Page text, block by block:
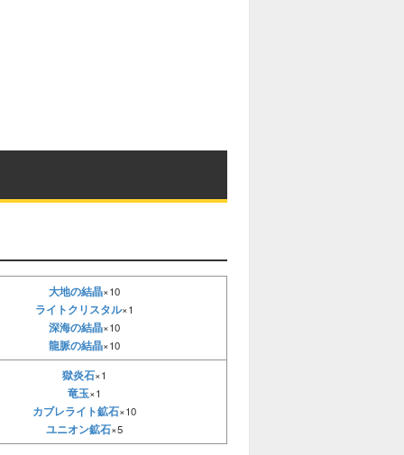
大地の結晶×10
ライトクリスタル×1
深海の結晶×10
龍脈の結晶×10
獄炎石×1
竜玉×1
カブレライト鉱石×10
ユニオン鉱石×5